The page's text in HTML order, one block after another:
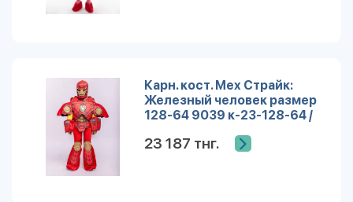
Карн. кост. Мех Страйк:
Железный человек размер
128-64 9039 к-23-128-64 /
23 187 тнг.